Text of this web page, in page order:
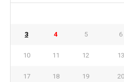
3 4 5 6
10 11 12 13
17 18 19 20